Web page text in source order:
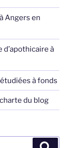
Angers en
à
à fonds
du blog